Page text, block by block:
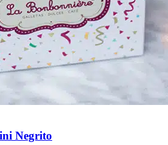
Negrito